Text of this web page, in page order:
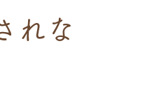
れな